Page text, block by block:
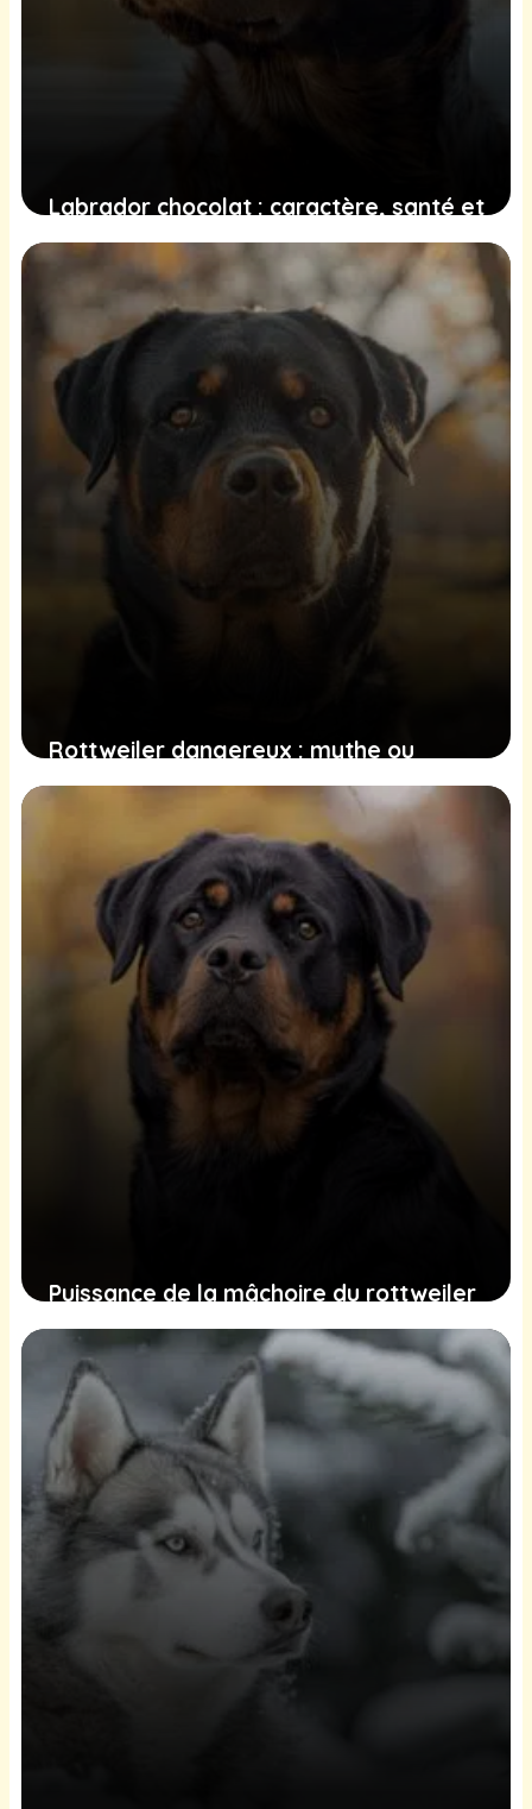
Labrador chocolat : caractère, santé et
éducation
Rottweiler dangereux : mythe ou
réalité ?
Puissance de la mâchoire du rottweiler
: chiffres et classement
16 juin 2025